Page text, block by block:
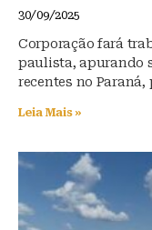
30/09/2025
Corporação fará
paulista, apurando
recentes no
Leia Mais »